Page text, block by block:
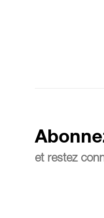
et restez